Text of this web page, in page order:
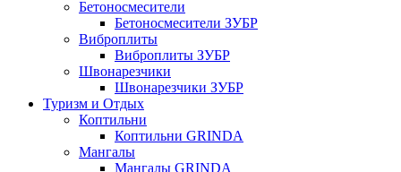
Бетоносмесители
Бетоносмесители ЗУБР
Виброплиты
Виброплиты ЗУБР
Швонарезчики
Швонарезчики ЗУБР
Туризм и Отдых
Коптильни
Коптильни GRINDA
Мангалы
Мангалы GRINDA